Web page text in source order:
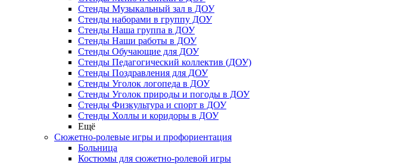
Стенды Музыкальный зал в ДОУ
Стенды наборами в группу ДОУ
Стенды Наша группа в ДОУ
Стенды Наши работы в ДОУ
Стенды Обучающие для ДОУ
Стенды Педагогический коллектив (ДОУ)
Стенды Поздравления для ДОУ
Стенды Уголок логопеда в ДОУ
Стенды Уголок природы и погоды в ДОУ
Стенды Физкультура и спорт в ДОУ
Стенды Холлы и коридоры в ДОУ
Ещё
Сюжетно-ролевые игры и профориентация
Больница
Костюмы для сюжетно-ролевой игры